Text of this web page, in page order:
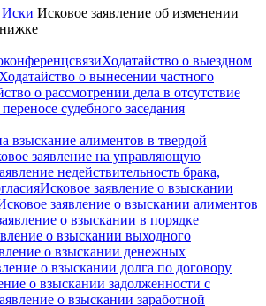
Иски Исковое заявление об изменении
Ходатайство о выездном
Ходатайство о вынесении частного
о рассмотрении дела в отсутствие
судебного заседания
взыскание алиментов в твердой
заявление на управляющую
недействительность брака,
Исковое заявление о взыскании
заявление о взыскании алиментов
о взыскании в порядке
о взыскании выходного
о взыскании денежных
о взыскании долга по договору
о взыскании задолженности с
о взыскании заработной